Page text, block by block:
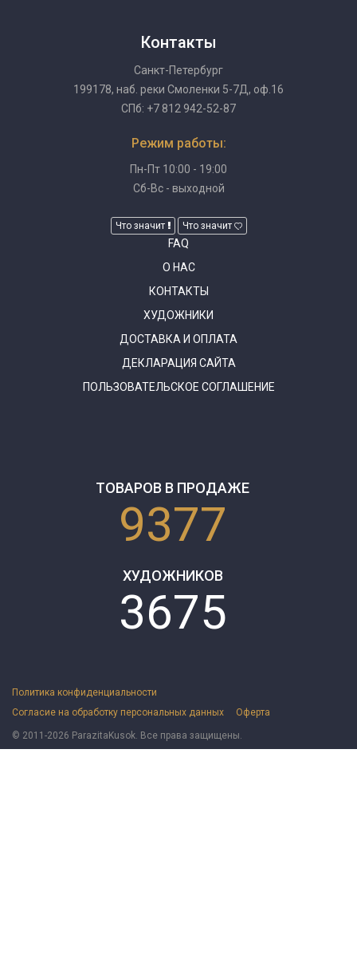
Контакты
Санкт-Петербург
199178, наб. реки Смоленки 5-7Д, оф.16
СПб: +7 812 942-52-87
Режим работы:
Пн-Пт 10:00 - 19:00
Сб-Вс - выходной
Что значит Что значит
FAQ
О НАС
КОНТАКТЫ
ХУДОЖНИКИ
ДОСТАВКА И ОПЛАТА
ДЕКЛАРАЦИЯ САЙТА
ПОЛЬЗОВАТЕЛЬСКОЕ СОГЛАШЕНИЕ
ТОВАРОВ В ПРОДАЖЕ
9377
ХУДОЖНИКОВ
3675
Политика конфиденциальности
Согласие на обработку персональных данных
Оферта
© 2011-2026 ParazitaKusok. Все права защищены.